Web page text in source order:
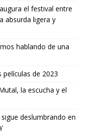
el festival entre
absurda ligera y
hablando de una
películas de 2023
la escucha y el
deslumbrando en